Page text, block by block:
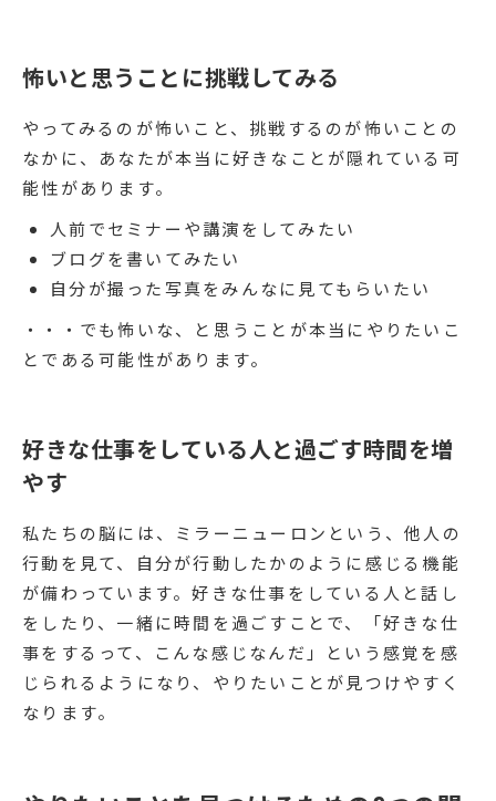
怖いと思うことに挑戦してみる
やってみるのが怖いこと、挑戦するのが怖いことの
なかに、あなたが本当に好きなことが隠れている可
能性があります。
人前でセミナーや講演をしてみたい
ブログを書いてみたい
自分が撮った写真をみんなに見てもらいたい
・・・でも怖いな、と思うことが本当にやりたいこ
とである可能性があります。
好きな仕事をしている人と過ごす時間を増
やす
私たちの脳には、ミラーニューロンという、他人の
行動を見て、自分が行動したかのように感じる機能
が備わっています。好きな仕事をしている人と話し
をしたり、一緒に時間を過ごすことで、「好きな仕
事をするって、こんな感じなんだ」という感覚を感
じられるようになり、やりたいことが見つけやすく
なります。